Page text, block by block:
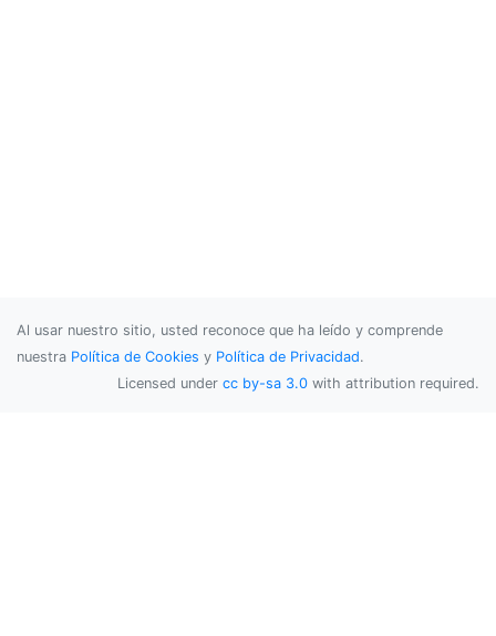
Al usar nuestro sitio, usted reconoce que ha leído y comprende
nuestra Política de Cookies y Política de Privacidad.
Licensed under cc by-sa 3.0 with attribution required.